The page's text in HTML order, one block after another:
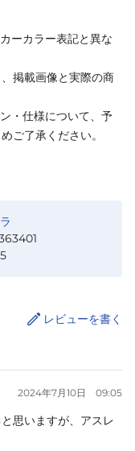
ーカラー表記と異な
掲載画像と実際の商
・仕様について、予
ご了承ください。
レビューを書く
2024年7月10日 09:05
思いますが、アスレ